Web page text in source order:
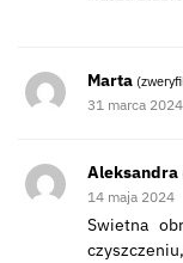
Marta
31 marca 2024
Aleksandra
14 maja 2024
Swietna